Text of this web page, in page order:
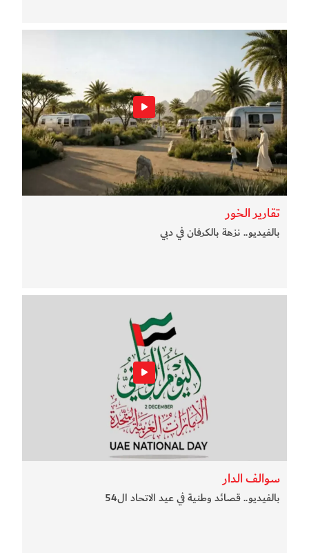
تقارير الخور
بالفيديو.. نزهة بالكرفان في دبي
سوالف الدار
بالفيديو.. قصائد وطنية في عيد الاتحاد ال54